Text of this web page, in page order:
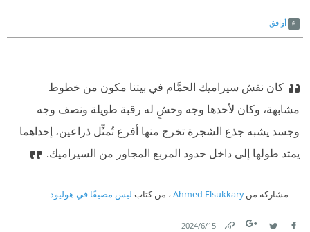
أوافق
كان نقش سيراميك الحمَّام في بيتنا مكون من خطوط
مشابهة، وكان لأحدها وجه وحشٍ له رقبة طويلة ونصف وجه
وجسد يشبه جذع الشجرة تخرج منها أفرع تُمثِّل ذراعين، إحداهما
يمتد طولها إلى داخل حدود المربع المجاور من السيراميك.
مشاركة منAhmed Elsukkary ، من كتاب ليس مصيفًا في هوليود
15‏/6‏/2024